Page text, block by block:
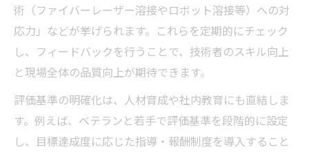
術（ファイバーレーザー溶接やロボット溶接等）への対
応力」などが挙げられます。これらを定期的にチェック
し、フィードバックを行うことで、技術者のスキル向上
と現場全体の品質向上が期待できます。
評価基準の明確化は、人材育成や社内教育にも直結しま
す。例えば、ベテランと若手で評価基準を段階的に設定
し、目標達成度に応じた指導・報酬制度を導入すること